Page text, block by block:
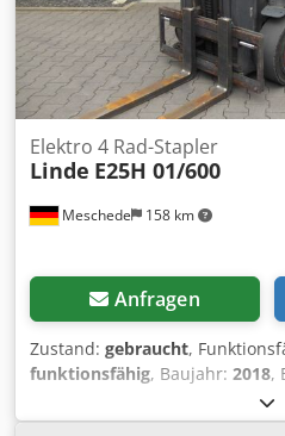
Meschede 158 km
Elektro 4 Rad-Stapler
Linde E25H 01/600
Anfragen
Zustand: gebraucht,
funktionsfähig, Baujahr: 2018,
, Hubhöhe:
mm, Kraftstofftyp:elektrisch,